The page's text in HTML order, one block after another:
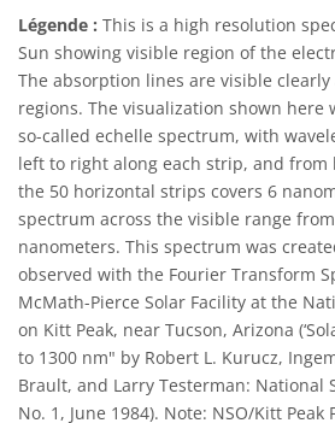
Légende : This is a high resolution
Sun showing visible region of the
The absorption lines are visible
regions. The visualization shown here
so-called echelle spectrum, with
left to right along each strip, and from
the 50 horizontal strips covers 6
spectrum across the visible range
nanometers. This spectrum was
observed with the Fourier Transform
McMath-Pierce Solar Facility at the
on Kitt Peak, near Tucson, Arizona
to 1300 nm" by Robert L. Kurucz,
Brault, and Larry Testerman: National
No. 1, June 1984). Note: NSO/Kitt Peak